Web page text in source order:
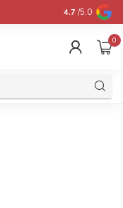
Voor 16:00
4.7 /5.0
0